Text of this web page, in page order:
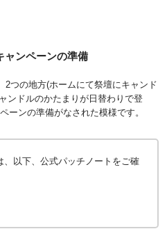
ャンペーンの準備
2つの地方(ホームにて祭壇にキャンド
ンドルのかたまりが日替わりで登
ーンの準備がなされた模様です。
以下、公式パッチノートをご確